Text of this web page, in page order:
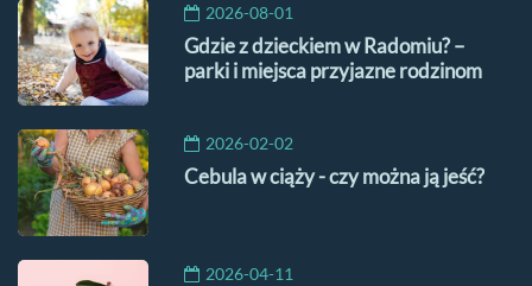
2026-08-01
Gdzie z dzieckiem w Radomiu? –
parki i miejsca przyjazne rodzinom
2026-02-02
Cebula w ciąży - czy można ją jeść?
2026-04-11